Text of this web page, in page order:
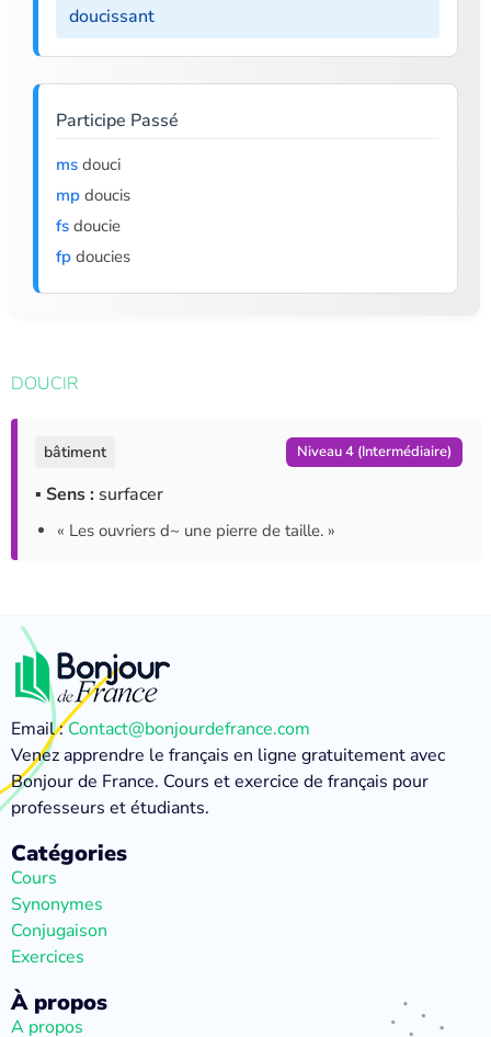
doucissant
Participe Passé
ms douci
mp doucis
fs doucie
fp doucies
DOUCIR
bâtiment Niveau 4 (Intermédiaire)
▪ Sens : surfacer
« Les ouvriers d~ une pierre de taille. »
Email :Contact@bonjourdefrance.com
Venez apprendre le français en ligne gratuitement avec
Bonjour de France. Cours et exercice de français pour
professeurs et étudiants.
Catégories
Cours
Synonymes
Conjugaison
Exercices
À propos
A propos